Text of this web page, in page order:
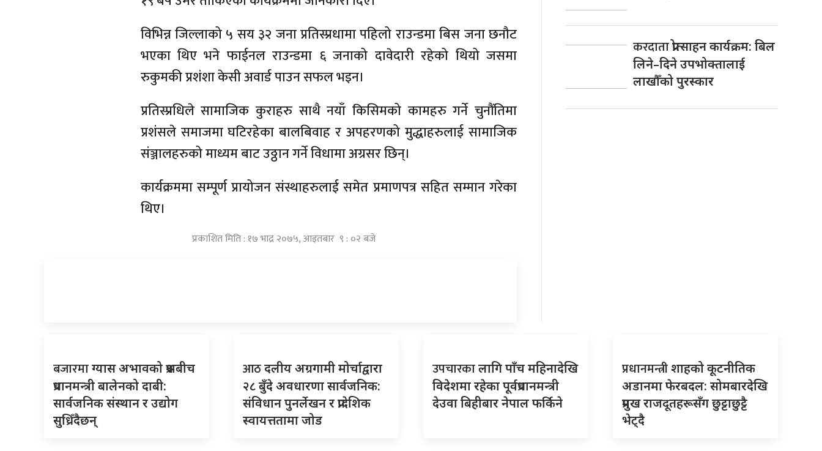
विभिन्न जिल्लाको ५ सय ३२ जना प्रतिस्प्रधामा पहिलो राउन्डमा बिस जना छनौट
भएका थिए भने फाईनल राउन्डमा ६ जनाको दावेदारी रहेको थियो जसमा
रुकुमकी प्रशंशा केसी अवार्ड पाउन सफल भइन।
प्रतिस्प्रधिले सामाजिक कुराहरु साथै नयाँ किसिमको कामहरु गर्ने चुनौंतिमा
प्रशंसले समाजमा घटिरहेका बालबिवाह र अपहरणको मुद्धाहरुलाई सामाजिक
संञ्जालहरुको माध्यम बाट उठ्ठान गर्ने विधामा अग्रसर छिन्।
कार्यक्रममा सम्पूर्ण प्रायोजन संस्थाहरुलाई समेत प्रमाणपत्र सहित सम्मान गरेका
थिए।
प्रकाशित मिति : १७ भाद्र २०७५, आइतबार ९ : ०२ बजे
करदाताप्रोत्साहन कार्यक्रम: बिल
लिने–दिने उपभोक्तालाई
लाखौँको पुरस्कार
बजारमाग्यास अभावको प्रश्नबीच
प्रधानमन्त्री बालेनको दाबी:
सार्वजनिक संस्थान र उद्योग
सुध्रिँदैछन्
आठदलीय अग्रगामी मोर्चाद्वारा
२८ बुँदे अवधारणा सार्वजनिक:
संविधान पुनर्लेखन र प्रादेशिक
स्वायत्ततामा जोड
उपचारकालागि पाँच महिनादेखि
विदेशमा रहेका पूर्वप्रधानमन्त्री
देउवा बिहीबार नेपाल फर्किने
प्रधानमन्त्रीशाहको कूटनीतिक
अडानमा फेरबदल: सोमबारदेखि
प्रमुख राजदूतहरूसँग छुट्टाछुट्टै
भेट्दै